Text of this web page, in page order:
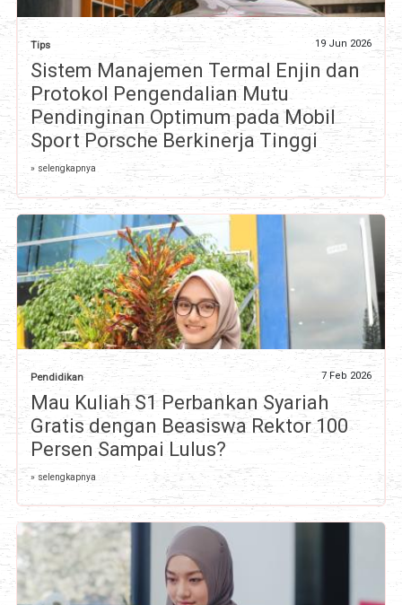
Tips 19 Jun 2026
Sistem Manajemen Termal Enjin dan
Protokol Pengendalian Mutu
Pendinginan Optimum pada Mobil
Sport Porsche Berkinerja Tinggi
» selengkapnya
Pendidikan 7 Feb 2026
Mau Kuliah S1 Perbankan Syariah
Gratis dengan Beasiswa Rektor 100
Persen Sampai Lulus?
» selengkapnya